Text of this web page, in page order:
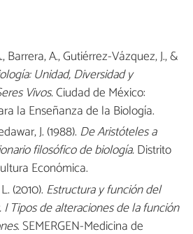
Barrera, A., Gutiérrez-Vázquez, J., &
Unidad, Diversidad y
Vivos.Ciudad de México:
la Enseñanza de la Biología.
J. (1988). De Aristóteles a
filosófico de biología.Distrito
Económica.
(2010). Estructura y función del
Tipos de alteraciones de la función
. SEMERGEN-Medicina de